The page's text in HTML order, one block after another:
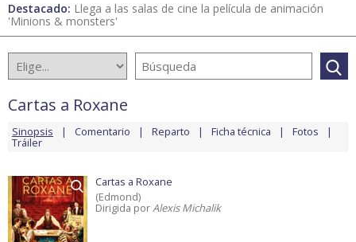
Destacado: Llega a las salas de cine la película de animación
'Minions & monsters'
Cartas a Roxane
Sinopsis Comentario Reparto Ficha técnica Fotos
Tráiler
Cartas a Roxane
(Edmond)
Dirigida porAlexis Michalik